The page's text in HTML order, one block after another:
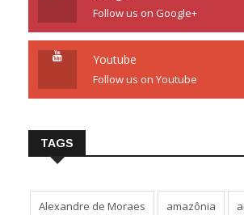
Follow us on Google+
Youtube
Follow us on Youtube
TAGS
Alexandre de Moraes amazônia